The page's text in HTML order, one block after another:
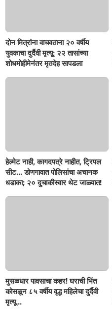
दोन मित्रांना वाचवताना २० वर्षीय
युवकाचा दुर्दैवी मृत्यू; २२ तासांच्या
शोधमोहीमेनंतर मृतदेह सापडला
हेल्मेट नाही, कागदपत्रे नाहीत, ट्रिपल
सीट... डोणगावात पोलिसांचा अचानक
धडाका; २० दुचाकीस्वार थेट जाळ्यात!
मुसळधार पावसाचा कहर! घराची भिंत
कोसळून ८५ वर्षीय वृद्ध महिलेचा दुर्दैवी
मृत्यू...